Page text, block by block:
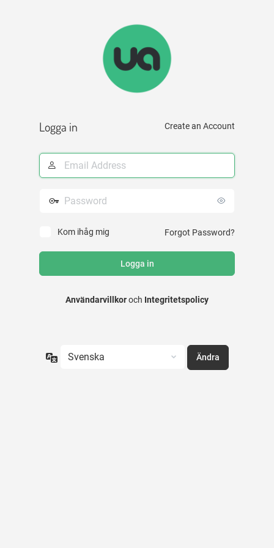
Logga in Create an Account
E-
postadress
Kom ihåg mig Forgot Password?
Användarvillkoroch Integritetspolicy
Språk